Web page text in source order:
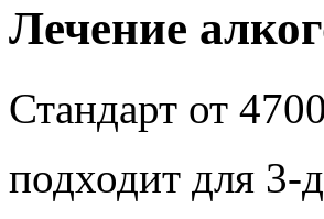
Лечение
Стандарт от 4700
подходит для 3-